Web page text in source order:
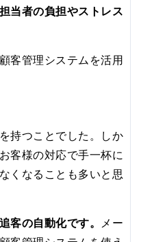
当者の負担やストレス
客管理システムを活用
持つことでした。しか
客様の対応で手一杯に
くなることも多いと思
客の自動化です。
メー